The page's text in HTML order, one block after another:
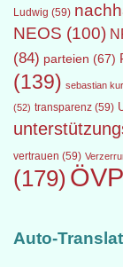
Ludwig (59)
NEOS (100)
(84) parteien (67)
(139) sebastian
(52) transparenz (59)
vertrauen (59)
(179) ÖVP
Auto-